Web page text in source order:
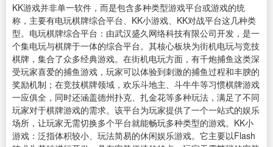
KK游戏并非单一软件，而是包含多种类型游戏平台或游戏的统
称，主要有电玩棋牌综合平台、KK小游戏、KK对战平台这几种类
型。电玩棋牌综合平台：由武汉盛久网络科技有限公司开发，是一
个集电玩与棋牌于一体的综合平台。其核心板块为街机电玩与竞技
棋牌，集合了众多经典游戏。在街机电玩方面，有千炮捕鱼这类深
受玩家喜爱的捕鱼游戏，玩家可以体验到刺激的捕鱼过程和丰腴的
奖励机制；在竞技棋牌领域，欢乐斗地主、斗牛牛等习惯棋牌游戏
一应俱全，同时还涵盖德州扑克、扎金花等多种玩法，满足了不同
玩家对于棋牌游戏的需求。该平台为玩家提供了一个一站式的娱乐
场所，让玩家无需切换多个平台就能畅玩多种类型的游戏。KK小
游戏：泛指体积较小、玩法简易的休闲娱乐游戏。它主要以Flash